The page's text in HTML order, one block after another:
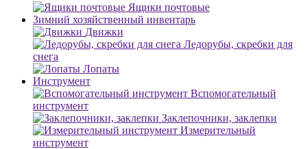
Ящики почтовые
Зимний хозяйственный инвентарь
Движки
Ледорубы, скребки для
снега
Лопаты
Инструмент
Вспомогательный
инструмент
Заклепочники, заклепки
Измерительный
инструмент